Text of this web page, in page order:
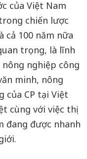
của Việt Nam
chiến lược
cả 100 năm nữa
trọng, là lĩnh
nghiệp công
minh, nông
của CP tại Việt
cùng với việc thị
đang được nhanh